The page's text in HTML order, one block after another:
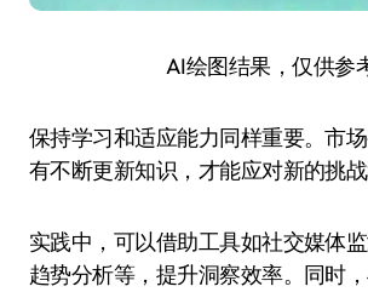
AI绘图结果，仅供参
保持学习和适应能力同样重要。市
有不断更新知识，才能应对新的挑战
实践中，可以借助工具如社交媒体
趋势分析等，提升洞察效率。同时